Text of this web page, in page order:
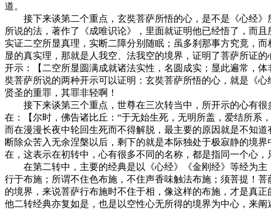
道。
接下来谈第二个重点，玄奘菩萨所悟的心，是不是《心经》
所说的法，著作了《成唯识论》，里面就证明他已经悟了，而
实证二空所显真理，实断二障分别随眠；虽多刹那事方究竟，
显的真实理，那就是人我空、法我空的境界，证明了菩萨所证
开示：【二空所显圆满成就诸法实性，名圆成实；显此遍常，
奘菩萨所说的两种开示可以证明：玄奘菩萨所悟的心，就是《
贤圣的重罪，其罪非轻啊！
接下来谈第三个重点，世尊在三次转当中，所开示的心有很
在：【尔时，佛告诸比丘：“于无始生死，无明所盖，爱结所系
而在漫漫长夜中轮回生死而不得解脱，最主要的原因就是不知
断除众苦入无余涅槃以后，剩下的就是本际独处于极寂静的境
在，这表示在初转中，心有很多不同的名称，都是指同一个心，
在第二转中，主要的经典是以《心经》《金刚经》等经为主
行于布施；所谓不住色布施，不住声香味触法布施；须菩提！
的境界，来说菩萨行布施时不住于相，像这样的布施，才是真
他二转经典亦复如是，也是以空性心无所得的境界为中心，来